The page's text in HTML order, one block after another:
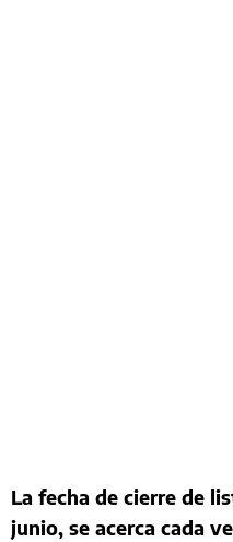
La fecha de cierre de
junio, se acerca cada